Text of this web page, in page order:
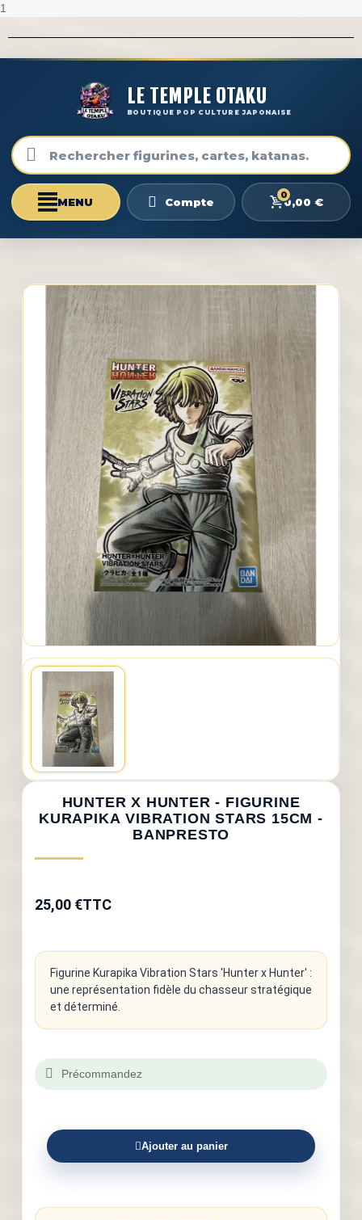
1
LE TEMPLE OTAKU
BOUTIQUE POP CULTURE JAPONAISE
Compte
0
0,00 €
HUNTER X HUNTER - FIGURINE
KURAPIKA VIBRATION STARS 15CM -
BANPRESTO
25,00 €TTC
Figurine Kurapika Vibration Stars 'Hunter x Hunter' :
une représentation fidèle du chasseur stratégique
et déterminé.
Précommandez
Ajouter au panier